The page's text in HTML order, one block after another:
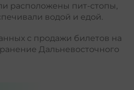
расположены пит-стопы,
водой и едой.
с продажи билетов на
Дальневосточного